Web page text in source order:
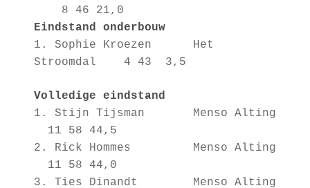
8 46 21,0
Eindstand onderbouw
1. Sophie Kroezen Het
Stroomdal 4 43 3,5
Volledige eindstand
1. Stijn Tijsman Menso Alting
11 58 44,5
2. Rick Hommes Menso Alting
11 58 44,0
3. Ties Dinandt Menso Alting